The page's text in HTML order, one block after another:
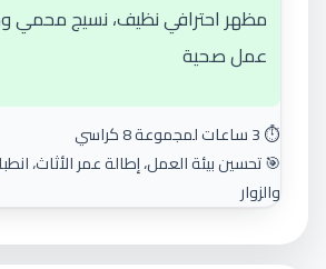
مظهر احترافي نظيف، نسيج محمي
عمل صحية
⏱️ 3 ساعات لمجموعة 8 كراسي
🎯 تحسين بيئة العمل، إطالة عمر الأثاث،
والزوار